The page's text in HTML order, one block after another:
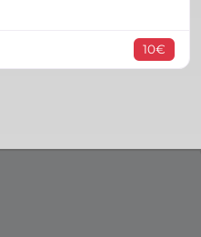
10€